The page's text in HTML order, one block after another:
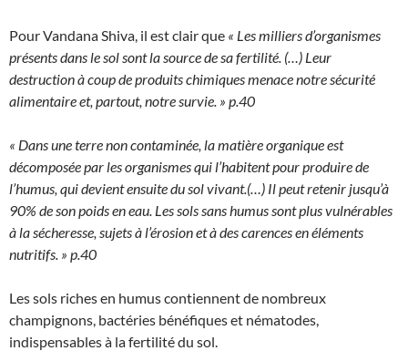
Pour Vandana Shiva, il est clair que « Les milliers d’organismes
présents dans le sol sont la source de sa fertilité. (…) Leur
destruction à coup de produits chimiques menace notre sécurité
alimentaire et, partout, notre survie. » p.40
« Dans une terre non contaminée, la matière organique est
décomposée par les organismes qui l’habitent pour produire de
l’humus, qui devient ensuite du sol vivant.(…) Il peut retenir jusqu’à
90% de son poids en eau. Les sols sans humus sont plus vulnérables
à la sécheresse, sujets à l’érosion et à des carences en éléments
nutritifs. » p.40
Les sols riches en humus contiennent de nombreux
champignons, bactéries bénéfiques et nématodes,
indispensables à la fertilité du sol.